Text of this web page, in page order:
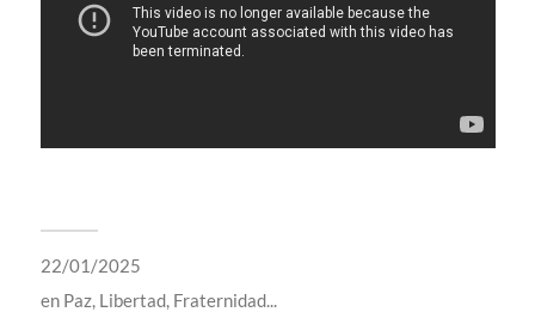
22/01/2025
en Paz, Libertad, Fraternidad...